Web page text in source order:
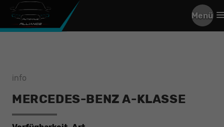
Menü
info
MERCEDES-BENZ A-KLASSE